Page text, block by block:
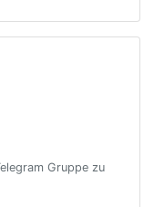
Gruppe zu